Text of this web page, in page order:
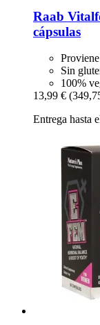
Raab
cápsulas
Sin
100%
13,99 €
Entrega hasta